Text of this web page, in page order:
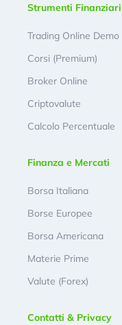
Strumenti Finanziari
Trading Online Demo
Corsi (Premium)
Broker Online
Criptovalute
Calcolo Percentuale
Finanza e Mercati
Borsa Italiana
Borse Europee
Borsa Americana
Materie Prime
Valute (Forex)
Contatti & Privacy